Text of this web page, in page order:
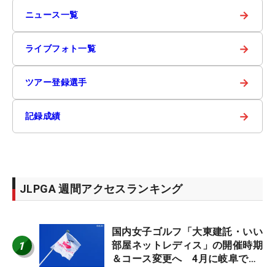
ニュース一覧 →
ライブフォト一覧 →
ツアー登録選手 →
記録成績 →
JLPGA 週間アクセスランキング
1
国内女子ゴルフ「大東建託・いい
部屋ネットレディス」の開催時期
＆コース変更へ 4月に岐阜で開